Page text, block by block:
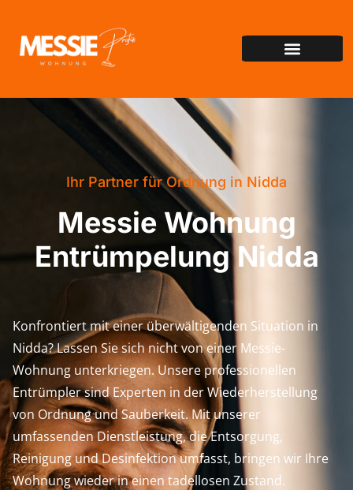
Ihr Partner für Ordnung in Nidda
Messie Wohnung
Entrümpelung Nidda
Konfrontiert mit einer überwältigenden Situation in
Nidda? Lassen Sie sich nicht von einer Messie-
Wohnung unterkriegen. Unsere professionellen
Entrümpler sind Experten in der Wiederherstellung
von Ordnung und Sauberkeit. Mit unserer
umfassenden Dienstleistung, die Entsorgung,
Reinigung und Desinfektion umfasst, bringen wir Ihre
Wohnung wieder in einen tadellosen Zustand.